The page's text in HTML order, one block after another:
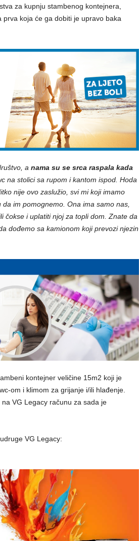
za kupnju stambenog kontejnera,
koja će ga dobiti je upravo baka
a nama su se srca raspala kada
na stolici sa rupom i kantom ispod. Hoda
nije ovo zaslužio, svi mi koji imamo
im pomognemo. Ona ima samo nas,
čokse i uplatiti njoj za topli dom. Znate da
dođemo sa kamionom koji prevozi njezin
kontejner veličine 15m2 koji je
om i klimom za grijanje i/ili hlađenje.
VG Legacy računu za sada je
VG Legacy: